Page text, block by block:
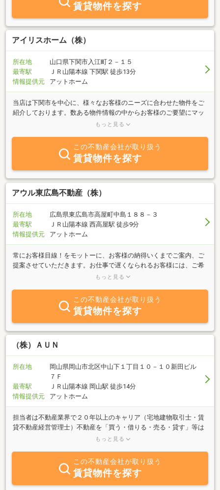
賃貸物件を探す
アイリスホーム（株）
所在地
山口県下関市入江町２－１５
最寄駅
ＪＲ山陽本線 下関駅 徒歩13分
情報提供元
アットホーム
当店は下関市を中心に、様々なお客様のニーズに合わせた物件をご
紹介しております。数ある物件情報の中からお客様のご要望にマッ
チした素敵なお部屋をご紹介致します。単身物件からファミリー物
のご希望条件をお申し付けください。豊富な情報量と活気あるスタ
ッフがお客様のお部屋探しを快適・スピーディーにお手伝い。
FAX・メールでのやり取りも可能です。賃貸物件をお探しの方は
「きっと見つかる素敵なお部屋！アイリスホーム」まで。スタッフ
一同心よりご来店お待ちしております。
もっと見る
この不動産会社が取り扱う
賃貸物件を探す
アウル東広島不動産（株）
所在地
広島県東広島市高屋町中島１８８－３
最寄駅
ＪＲ山陽本線 西高屋駅 徒歩9分
情報提供元
アットホーム
常にお客様目線！をモットーに、お客様の納得いくまでご案内、ご
提案させていただきます。お仕事で遅くなられるお客様には、ご希
望の時間に合わせて、出張訪問相談もしております。また、現地近
自身のご相談のみならず、ご親戚等の方で物件の売却等、お困りの
際もご連絡ください。なお、その際の費用は一切いただきませんの
で、ご安心ください。（査定・出張料等無料！！）☆事務所には、
キッズスペースもありますので、ご家族連れでお越しください☆
もっと見る
この不動産会社が取り扱う
賃貸物件を探す
（株）ＡＵＮ
所在地
岡山県岡山市北区中山下１丁目１０－１０新田ビル
７Ｆ
最寄駅
ＪＲ山陽本線 岡山駅 徒歩14分
情報提供元
アットホーム
担当者は不動産業界で２０年以上のキャリア（宅地建物取引士・賃
貸不動産経営管理士）不動産を「買う・借りる・売る・貸す」等は
全てご相談ください。建物の査定（売却・賃貸）は無料、エリアは
小さな事でもなんでもお気軽にお声掛け下さい！
もっと見る
この不動産会社が取り扱う
賃貸物件を探す